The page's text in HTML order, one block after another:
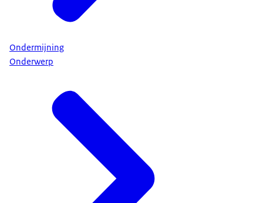
Ondermijning
Onderwerp